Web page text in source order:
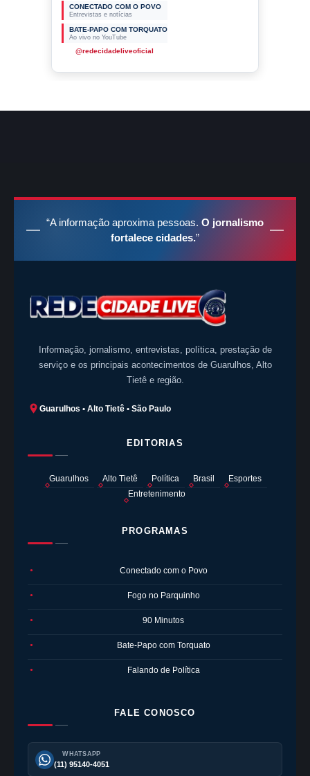
CONECTADO COM O POVO
Entrevistas e notícias
BATE-PAPO COM TORQUATO
Ao vivo no YouTube
@redecidadeliveoficial
“A informação aproxima pessoas. O jornalismo
fortalece cidades.”
Informação, jornalismo, entrevistas, política, prestação de
serviço e os principais acontecimentos de Guarulhos, Alto
Tietê e região.
Guarulhos • Alto Tietê • São Paulo
EDITORIAS
Guarulhos Alto Tietê Política Brasil
Esportes
Entretenimento
PROGRAMAS
● Conectado com o Povo
● Fogo no Parquinho
● 90 Minutos
● Bate-Papo com Torquato
● Falando de Política
FALE CONOSCO
WHATSAPP
(11) 95140-4051